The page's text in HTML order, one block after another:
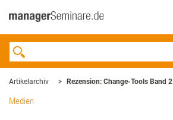
Artikelarchiv Rezension: Change-Tools Band 2
Medien